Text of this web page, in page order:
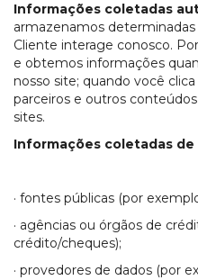
Informações coletadas
armazenamos
Cliente interage conosco.
e obtemos informações
nosso site; quando você
parceiros e outros
sites.
Informações coletadas
· fontes públicas (por
· agências ou órgãos de
crédito/cheques);
· provedores de dados (por